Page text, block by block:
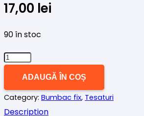
17,00 lei
90 în stoc
Cantitate
Material
amestec
bumbac
ADAUGĂ ÎN COȘ
Category: Bumbac fix, Tesaturi
Description